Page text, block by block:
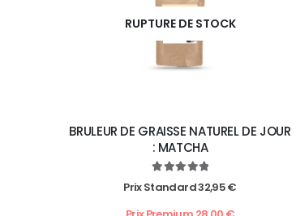
RUPTURE DE STOCK
BRULEUR DE GRAISSE NATUREL DE JOUR
: MATCHA
Prix Standard32,95€